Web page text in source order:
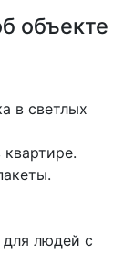
объекте
в светлых
для людей с